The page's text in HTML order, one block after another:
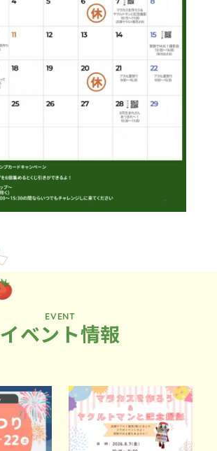
EVENT
イベント情報